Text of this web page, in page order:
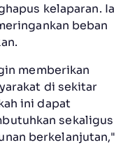
kelaparan. Ia
beban
memberikan
di sekitar
ini dapat
sekaligus
berkelanjutan,"